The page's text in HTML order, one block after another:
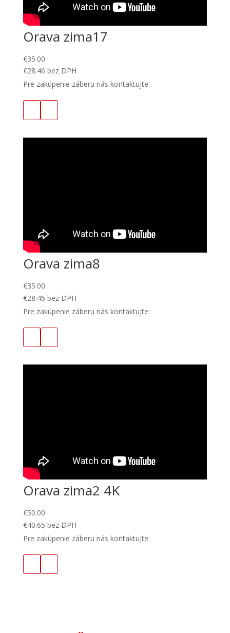
Orava zima17
€35.00
€28.46 bez DPH
Pre zakúpenie záberu nás kontaktujte:
Orava zima8
€35.00
€28.46 bez DPH
Pre zakúpenie záberu nás kontaktujte:
Orava zima2 4K
€50.00
€40.65 bez DPH
Pre zakúpenie záberu nás kontaktujte: